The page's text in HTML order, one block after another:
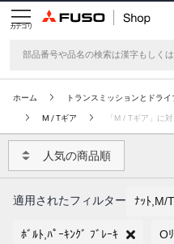
カテゴリ
ホーム トランスミッションとドライ
M / Tギア 「M / Tギア」に
人気の商品順
適用されたフィルター ﾅｯﾄ,M/
ﾎﾞﾙﾄ,ﾊﾟｰｷﾝｸﾞ ﾌﾞﾚｰｷ O